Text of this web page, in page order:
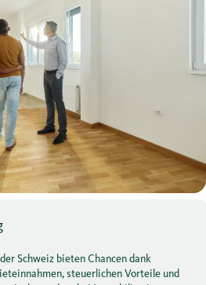
Schweiz bieten Chancen dank
steuerlichen Vorteile und